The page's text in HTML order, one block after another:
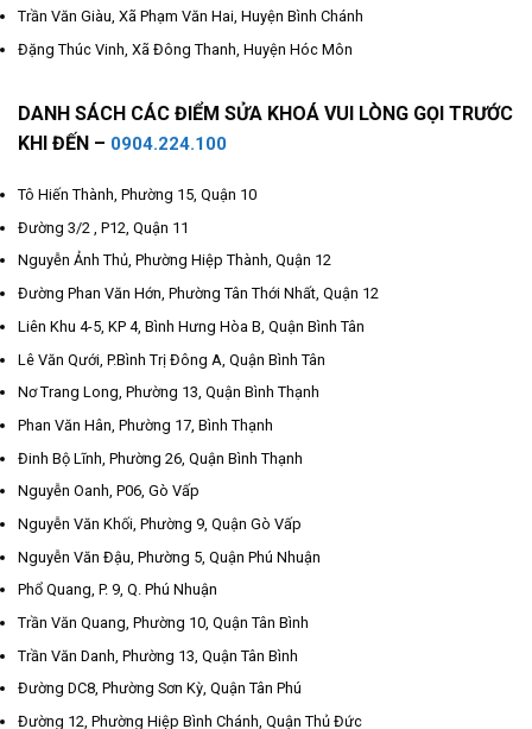
Trần Văn Giàu, Xã Phạm Văn Hai, Huyện Bình Chánh
Đặng Thúc Vinh, Xã Đông Thanh, Huyện Hóc Môn
DANH SÁCH CÁC ĐIỂM SỬA KHOÁ VUI LÒNG GỌI TRƯỚC
KHI ĐẾN – 0904.224.100
Tô Hiến Thành, Phường 15, Quận 10
Đường 3/2 , P12, Quận 11
Nguyễn Ảnh Thủ, Phường Hiệp Thành, Quận 12
Đường Phan Văn Hớn, Phường Tân Thới Nhất, Quận 12
Liên Khu 4-5, KP 4, Bình Hưng Hòa B, Quận Bình Tân
Lê Văn Qưới, P.Bình Trị Đông A, Quận Bình Tân
Nơ Trang Long, Phường 13, Quận Bình Thạnh
Phan Văn Hân, Phường 17, Bình Thạnh
Đinh Bộ Lĩnh, Phường 26, Quận Bình Thạnh
Nguyễn Oanh, P06, Gò Vấp
Nguyễn Văn Khối, Phường 9, Quận Gò Vấp
Nguyễn Văn Đậu, Phường 5, Quận Phú Nhuận
Phổ Quang, P. 9, Q. Phú Nhuận
Trần Văn Quang, Phường 10, Quận Tân Bình
Trần Văn Danh, Phường 13, Quận Tân Bình
Đường DC8, Phường Sơn Kỳ, Quận Tân Phú
Đường 12, Phường Hiệp Bình Chánh, Quận Thủ Đức